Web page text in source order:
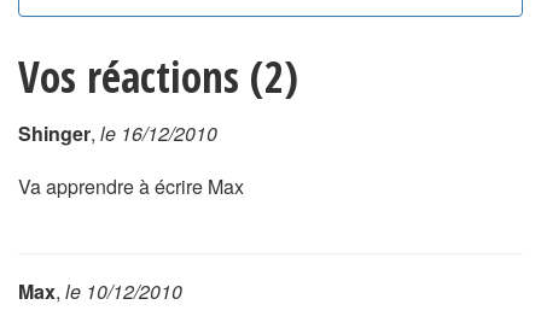
Vos réactions (2)
Shinger, le 16/12/2010
Va apprendre à écrire Max
Max, le 10/12/2010